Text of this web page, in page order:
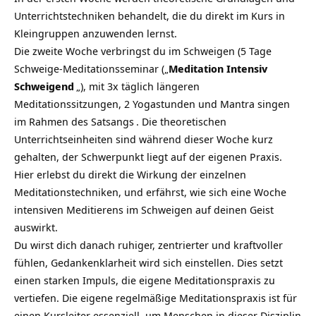
Unterrichtstechniken behandelt, die du direkt im Kurs in
Kleingruppen anzuwenden lernst.
Die zweite Woche verbringst du im Schweigen (5 Tage
Schweige-Meditationsseminar („Meditation Intensiv
Schweigend „), mit 3x täglich längeren
Meditationssitzungen, 2 Yogastunden und Mantra singen
im Rahmen des Satsangs . Die theoretischen
Unterrichtseinheiten sind während dieser Woche kurz
gehalten, der Schwerpunkt liegt auf der eigenen Praxis.
Hier erlebst du direkt die Wirkung der einzelnen
Meditationstechniken, und erfährst, wie sich eine Woche
intensiven Meditierens im Schweigen auf deinen Geist
auswirkt.
Du wirst dich danach ruhiger, zentrierter und kraftvoller
fühlen, Gedankenklarheit wird sich einstellen. Dies setzt
einen starken Impuls, die eigene Meditationspraxis zu
vertiefen. Die eigene regelmäßige Meditationspraxis ist für